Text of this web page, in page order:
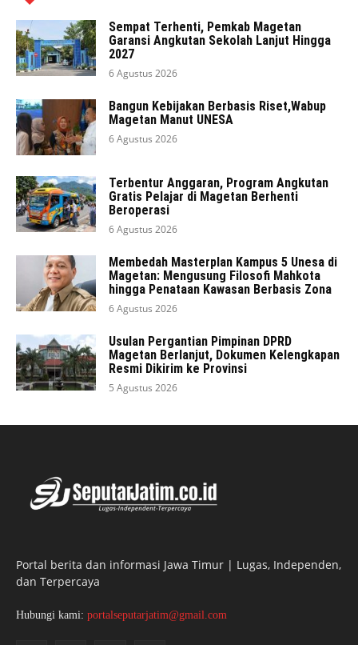
Sempat Terhenti, Pemkab Magetan
Garansi Angkutan Sekolah Lanjut Hingga
2027
6 Agustus 2026
Bangun Kebijakan Berbasis Riset,Wabup
Magetan Manut UNESA
6 Agustus 2026
Terbentur Anggaran, Program Angkutan
Gratis Pelajar di Magetan Berhenti
Beroperasi
6 Agustus 2026
Membedah Masterplan Kampus 5 Unesa di
Magetan: Mengusung Filosofi Mahkota
hingga Penataan Kawasan Berbasis Zona
6 Agustus 2026
Usulan Pergantian Pimpinan DPRD
Magetan Berlanjut, Dokumen Kelengkapan
Resmi Dikirim ke Provinsi
5 Agustus 2026
Portal berita dan informasi Jawa Timur | Lugas, Independen,
dan Terpercaya
Hubungi kami: portalseputarjatim@gmail.com